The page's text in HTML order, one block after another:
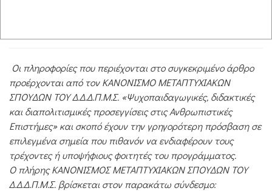
Οι πληροφορίες που περιέχονται στο συγκεκριμένο άρθρο
προέρχονται από τον ΚΑΝΟΝΙΣΜΟ ΜΕΤΑΠΤΥΧΙΑΚΩΝ
ΣΠΟΥΔΩΝ ΤΟΥ Δ.Δ.Δ.Π.Μ.Σ. «Ψυχοπαιδαγωγικές, διδακτικές
και διαπολιτισμικές προσεγγίσεις στις Ανθρωπιστικές
Επιστήμες» και σκοπό έχουν την γρηγορότερη πρόσβαση σε
επιλεγμένα σημεία που πιθανόν να ενδιαφέρουν τους
τρέχοντες ή υποψήφιους φοιτητές του προγράμματος.
Ο πλήρης ΚΑΝΟΝΙΣΜΟΣ ΜΕΤΑΠΤΥΧΙΑΚΩΝ ΣΠΟΥΔΩΝ ΤΟΥ
Δ.Δ.Δ.Π.Μ.Σ. βρίσκεται στον παρακάτω σύνδεσμο: